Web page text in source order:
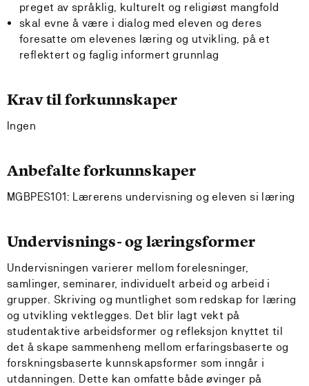
preget av språklig, kulturelt og religiøst mangfold
skal evne å være i dialog med eleven og deres
foresatte om elevenes læring og utvikling, på et
reflektert og faglig informert grunnlag
Krav til forkunnskaper
Ingen
Anbefalte forkunnskaper
MGBPES101: Lærerens undervisning og eleven si læring
Undervisnings- og læringsformer
Undervisningen varierer mellom forelesninger,
samlinger, seminarer, individuelt arbeid og arbeid i
grupper. Skriving og muntlighet som redskap for læring
og utvikling vektlegges. Det blir lagt vekt på
studentaktive arbeidsformer og refleksjon knyttet til
det å skape sammenheng mellom erfaringsbaserte og
forskningsbaserte kunnskapsformer som inngår i
utdanningen. Dette kan omfatte både øvinger på